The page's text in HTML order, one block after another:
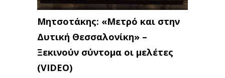
Μητσοτάκης: «Μετρό και στην
Δυτική Θεσσαλονίκη» –
Ξεκινούν σύντομα οι μελέτες
(VIDEO)